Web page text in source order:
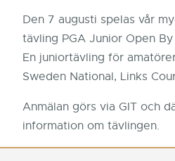
Den 7 augusti spelas vår
tävling PGA Junior Open
En juniortävling för
Sweden National, Links
Anmälan görs via GIT och
information om tävlingen.